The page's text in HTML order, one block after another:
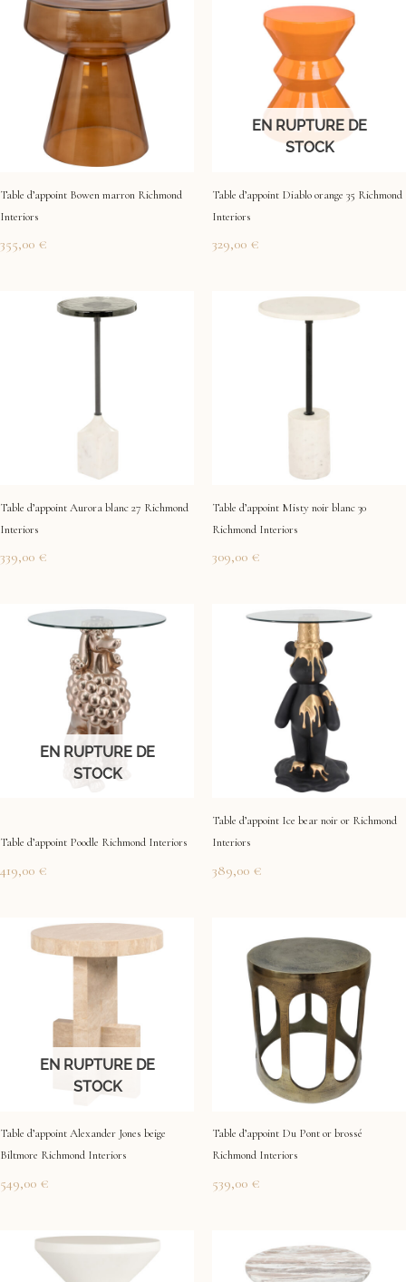
Table d’appoint Bowen marron Richmond
Interiors
355,00 €
EN RUPTURE DE
STOCK
Table d’appoint Diablo orange 35 Richmond
Interiors
329,00 €
Table d’appoint Aurora blanc 27 Richmond
Interiors
339,00 €
Table d’appoint Misty noir blanc 30
Richmond Interiors
309,00 €
EN RUPTURE DE
STOCK
Table d’appoint Poodle Richmond Interiors
419,00 €
Table d’appoint Ice bear noir or Richmond
Interiors
389,00 €
EN RUPTURE DE
STOCK
Table d’appoint Alexander Jones beige
Biltmore Richmond Interiors
549,00 €
Table d’appoint Du Pont or brossé
Richmond Interiors
539,00 €